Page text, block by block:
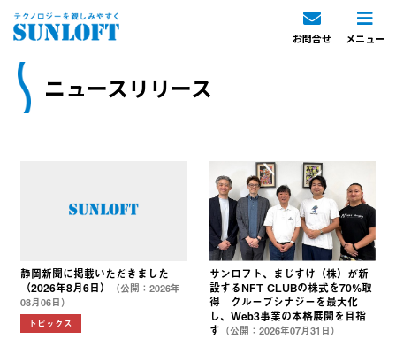
メニュー
お問合せ
ニュースリリース
静岡新聞に掲載いただきました
（2026年8月6日）
（公開：2026年
08月06日）
トピックス
サンロフト、まじすけ（株）が新
設するNFT CLUBの株式を70%取
得 グループシナジーを最大化
し、Web3事業の本格展開を目指
す （公開：2026年07月31日）